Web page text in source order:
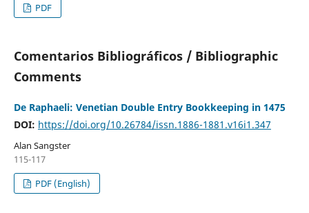
PDF
Comentarios Bibliográficos / Bibliographic
Comments
De Raphaeli: Venetian Double Entry Bookkeeping in 1475
DOI: https://doi.org/10.26784/issn.1886-1881.v16i1.347
Alan Sangster
115-117
PDF (English)